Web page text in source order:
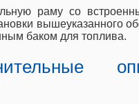
раму со
вышеуказанного
баком для топлива.